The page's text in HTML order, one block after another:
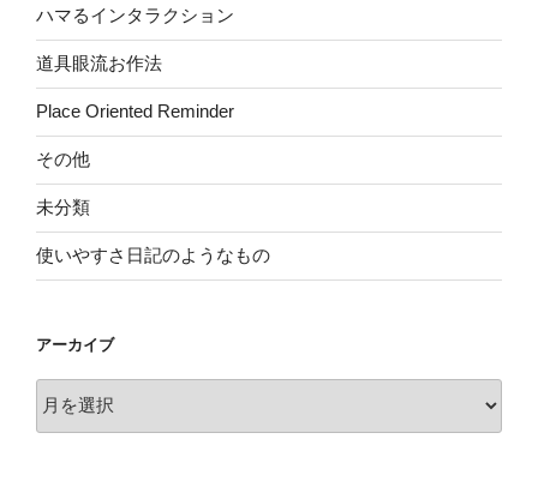
ハマるインタラクション
道具眼流お作法
Place Oriented Reminder
その他
未分類
使いやすさ日記のようなもの
アーカイブ
ー